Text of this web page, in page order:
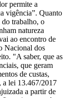
permite a
vigência”. Quanto
do trabalho, o
natureza
ao encontro de
Nacional dos
"A saber, que as
que geram
de custas,
a lei 13.467/2017
a partir de